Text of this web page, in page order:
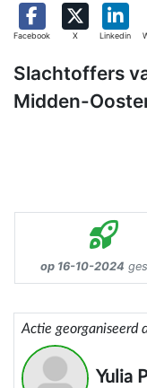
Facebook X Linkedin
Slachtoffers
Midden-
op 16-10-2024
Actie georganiseerd
Yulia